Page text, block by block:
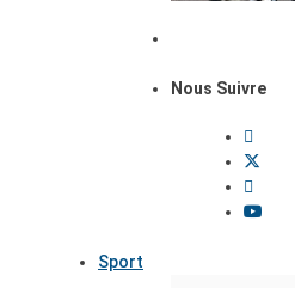
Nous Suivre
Sport